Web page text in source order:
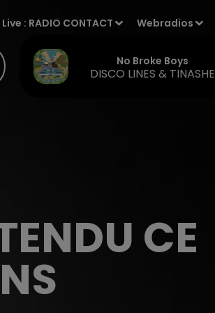
Live : RADIO CONTACT Webradios
No Broke Boys
DISCO LINES & TINASHE
CE